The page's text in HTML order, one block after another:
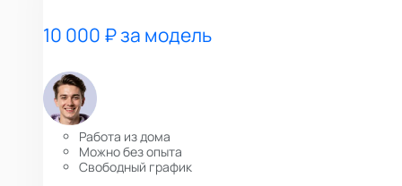
10 000 ₽ за модель
Работа из дома
Можно без опыта
Свободный график